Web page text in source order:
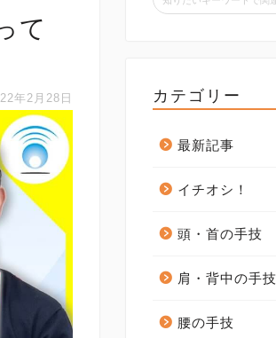
て
年2月28日 カテゴリー
最新記事
イチオシ！
頭・首の手技
肩・背中の手技
腰の手技